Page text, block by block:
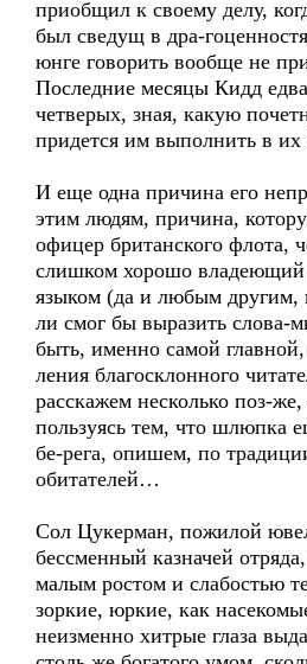
приобщил к своему делу,
был сведущ в дра-
юнге говорить вообще не
Последние месяцы Кидд
четверых, зная, какую
придется им выполнить в
И еще одна причина его
этим людям, причина,
офицер британского флота,
слишком хорошо владеющий
языком (да и любым
ли смог бы выразить слова-
быть, именно самой
ления благосклонного
расскажем несколько поз-же,
пользуясь тем, что шлюпка
бе-рега, опишем, по
обитателей…
Сол Цукерман, пожилой
бессменный казначей
малым ростом и слабостью
зоркие, юркие, как
неизменно хитрые глаза